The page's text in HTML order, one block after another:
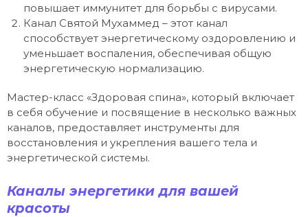
повышает иммунитет для борьбы с вирусами.
Канал Святой Мухаммед – этот канал
способствует энергетическому оздоровлению и
уменьшает воспаления, обеспечивая общую
энергетическую нормализацию.
Мастер-класс «Здоровая спина», который включает
в себя обучение и посвящение в несколько важных
каналов, предоставляет инструменты для
восстановления и укрепления вашего тела и
энергетической системы.
Каналы энергетики для вашей
красоты